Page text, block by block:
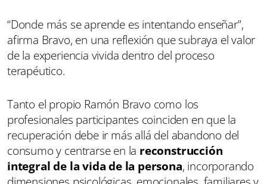
“Donde más se aprende es intentando enseñar”,
afirma Bravo, en una reflexión que subraya el valor
de la experiencia vivida dentro del proceso
terapéutico.
Tanto el propio Ramón Bravo como los
profesionales participantes coinciden en que la
recuperación debe ir más allá del abandono del
consumo y centrarse en la reconstrucción
integral de la vida de la persona, incorporando